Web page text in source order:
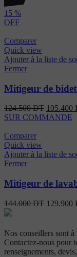
15 %
OFF
Comparer
Quick view
Ajouter à la liste de
Fermer
Mitigeur de
124.500DT 105.400
SUR COMMANDE
Comparer
Quick view
Ajouter à la liste de
Fermer
Mitigeur de
144.000DT 129.900
Nos conseillers sont à
Contactez-nous pour
renseignements,